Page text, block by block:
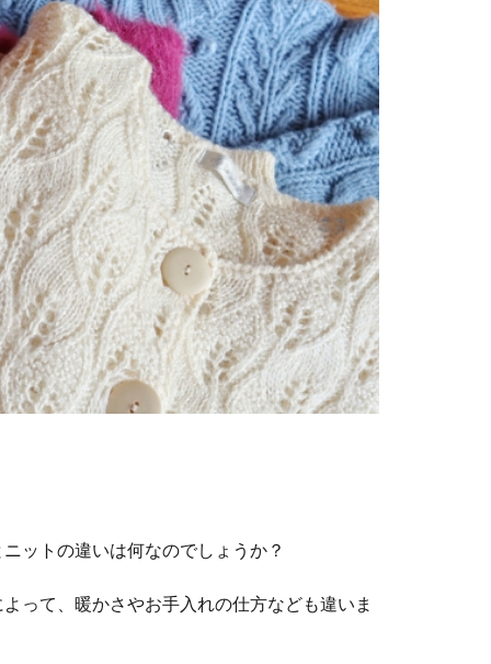
ットの違いは何なのでしょうか？
って、暖かさやお手入れの仕方なども違いま